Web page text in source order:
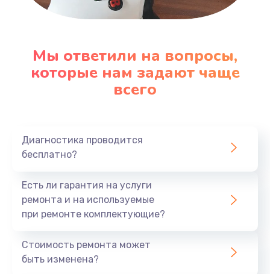
Мы ответили на вопросы,
которые нам задают чаще
всего
Диагностика проводится
бесплатно?
Есть ли гарантия на услуги
ремонта и на используемые
при ремонте комплектующие?
Стоимость ремонта может
быть изменена?